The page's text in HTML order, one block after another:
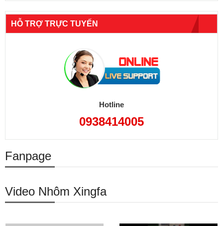
HỖ TRỢ TRỰC TUYẾN
Hotline
0938414005
Fanpage
Video Nhôm Xingfa